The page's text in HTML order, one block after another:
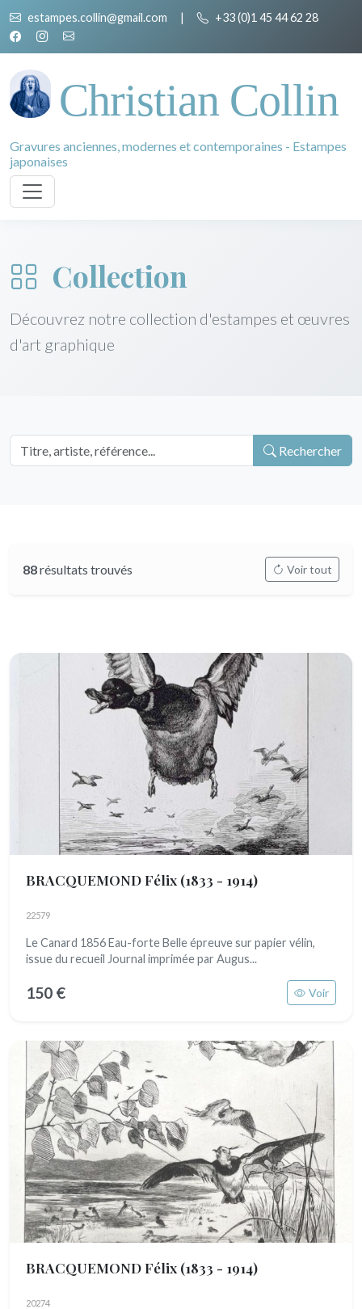
estampes.collin@gmail.com | +33 (0)1 45 44 62 28
Christian Collin
Gravures anciennes, modernes et contemporaines - Estampes
japonaises
Collection
Découvrez notre collection d'estampes et œuvres
d'art graphique
Rechercher
88résultats trouvés Voir tout
BRACQUEMOND Félix (1833 - 1914)
22579
Le Canard 1856 Eau-forte Belle épreuve sur papier vélin,
issue du recueil Journal imprimée par Augus...
150 € Voir
BRACQUEMOND Félix (1833 - 1914)
20274